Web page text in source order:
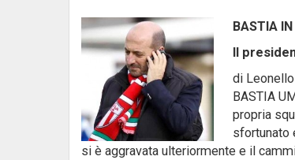
BASTIA IN
Il
di
BASTIA
propria
sfortunato
si è aggravata ulteriormente e il